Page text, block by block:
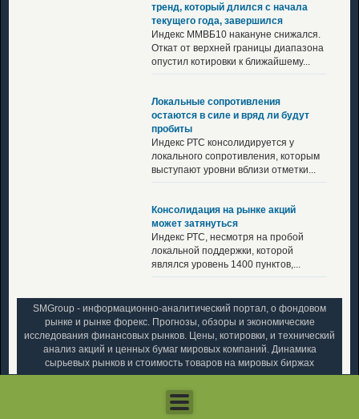
тренд, который длился с начала
текущего года, завершился
Индекс ММВБ10 накануне снижался.
Откат от верхней границы диапазона
опустил котировки к ближайшему...
Локальные сопротивления
остаются в силе и вряд ли будут
пробиты
Индекс РТС консолидируется у
локального сопротивления, которым
выступают уровни вблизи отметки...
Консолидация на рынке акций
может затянуться
Индекс РТС, несмотря на пробой
локальной поддержки, которой
являлся уровень 1400 пунктов,...
SMGroup - информационно-аналитический портал, о фондовом
рынке и рынке форекс. Прогнозы, обзоры и экономические
исследования финансовых рынков. Цены, котировки, и технический
анализ акций и ценных бумаг мировых компаний. Динамика
сырьевых рынков и стоимость товаров на мировых биржах